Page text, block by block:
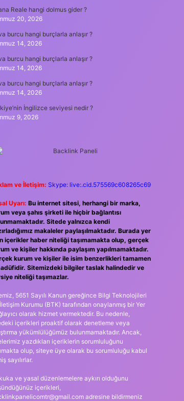
Reale hangi dolmus gider ?
20, 2026
burcu hangi burçlarla anlaşır ?
14, 2026
burcu hangi burçlarla anlaşır ?
14, 2026
burcu hangi burçlarla anlaşır ?
14, 2026
İngilizce seviyesi nedir ?
9, 2026
ve İletişim: Skype: live:.cid.575569c608265c69
Uyarı: Bu internet sitesi, herhangi bir marka,
veya şahıs şirketi ile hiçbir bağlantısı
Sitede yalnızca kendi
makaleler paylaşılmaktadır. Burada yer
içerikler haber niteliği taşımamakta olup, gerçek
ve kişiler hakkında paylaşım yapılmamaktadır.
kurum ve kişiler ile isim benzerlikleri tamamen
Sitemizdeki bilgiler taslak halindedir ve
niteliği taşımazlar.
5651 Sayılı Kanun gereğince Bilgi Teknolojileri
Kurumu (BTK) tarafından onaylanmış bir Yer
olarak hizmet vermektedir. Bu nedenle,
içerikleri proaktif olarak denetleme veya
yükümlülüğümüz bulunmamaktadır. Ancak,
yazdıkları içeriklerin sorumluluğunu
olup, siteye üye olarak bu sorumluluğu kabul
sayılırlar.
ve yasal düzenlemelere aykırı olduğunu
içerikleri,
adresine bildirmeniz